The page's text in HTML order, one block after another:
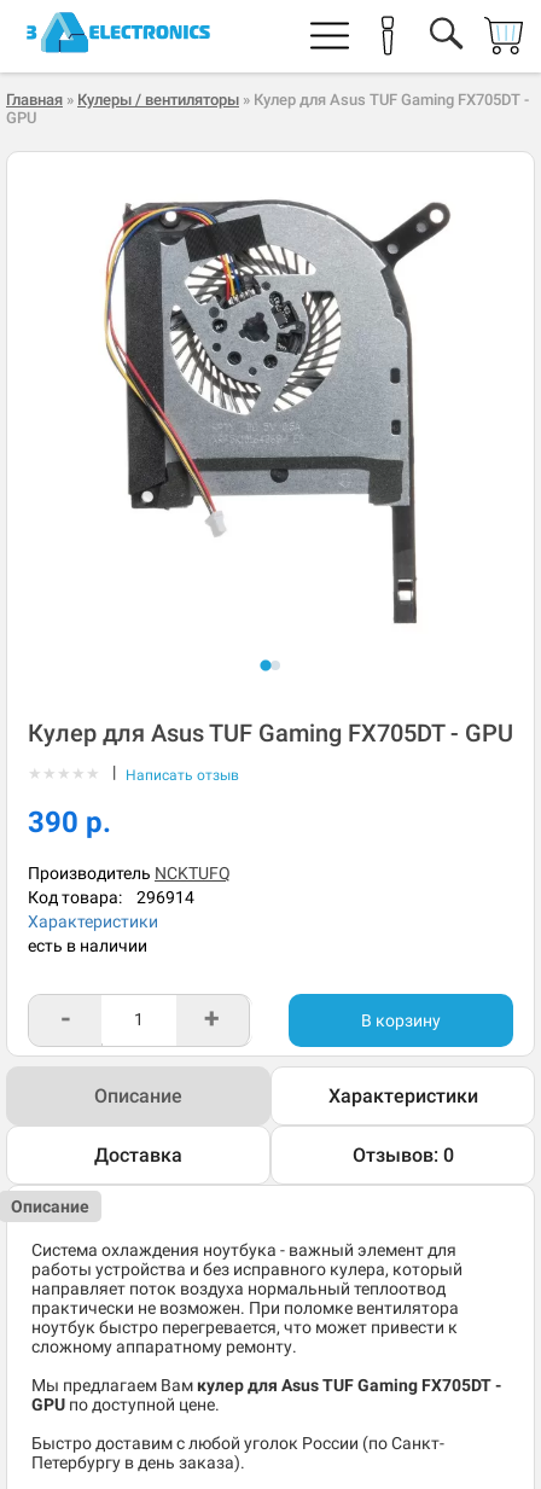
Главная » Кулеры / вентиляторы » Кулер для Asus TUF Gaming FX705DT -
GPU
Кулер для Asus TUF Gaming FX705DT - GPU
★ ★ ★ ★ ★ | Написать отзыв
390 р.
Производитель NCKTUFQ
Код товара: 296914
Характеристики
есть в наличии
- + В корзину
Описание Характеристики
Доставка Отзывов: 0
Описание
Система охлаждения ноутбука - важный элемент для
работы устройства и без исправного кулера, который
направляет поток воздуха нормальный теплоотвод
практически не возможен. При поломке вентилятора
ноутбук быстро перегревается, что может привести к
сложному аппаратному ремонту.
Мы предлагаем Вам кулер для Asus TUF Gaming FX705DT -
GPU по доступной цене.
Быстро доставим с любой уголок России (по Санкт-
Петербургу в день заказа).